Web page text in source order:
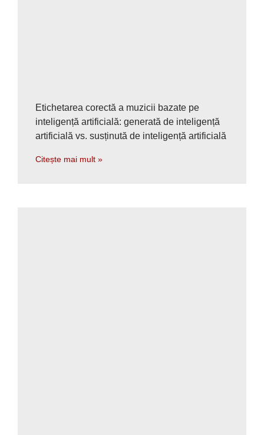
Etichetarea corectă a muzicii bazate pe
inteligență artificială: generată de inteligență
artificială vs. susținută de inteligență artificială
Citește mai mult »